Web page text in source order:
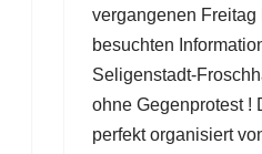
vergangenen Freitag
besuchten
Seligenstadt-
ohne Gegenprotest !
perfekt organisiert